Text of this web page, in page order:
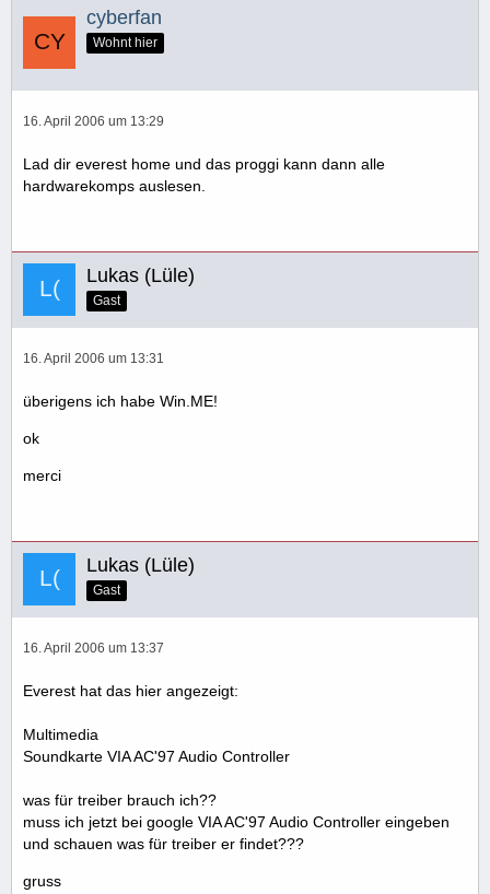
cyberfan
Wohnt hier
16. April 2006 um 13:29
Lad dir everest home und das proggi kann dann alle
hardwarekomps auslesen.
Lukas (Lüle)
Gast
16. April 2006 um 13:31
überigens ich habe Win.ME!
ok
merci
Lukas (Lüle)
Gast
16. April 2006 um 13:37
Everest hat das hier angezeigt:
Multimedia
Soundkarte VIA AC'97 Audio Controller
was für treiber brauch ich??
muss ich jetzt bei google VIA AC'97 Audio Controller eingeben
und schauen was für treiber er findet???
gruss